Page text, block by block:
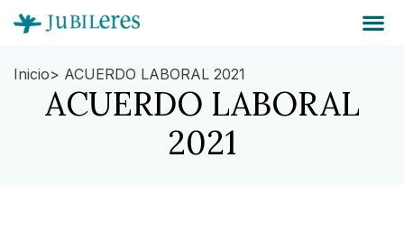
Inicio> ACUERDO LABORAL 2021
ACUERDO LABORAL
2021